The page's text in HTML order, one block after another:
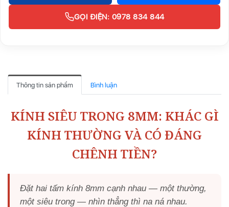
GỌI ĐIỆN: 0978 834 844
Thông tin sản phẩm Bình luận
KÍNH SIÊU TRONG 8MM: KHÁC GÌ
KÍNH THƯỜNG VÀ CÓ ĐÁNG
CHÊNH TIỀN?
Đặt hai tấm kính 8mm cạnh nhau — một thường,
một siêu trong — nhìn thẳng thì na ná nhau.